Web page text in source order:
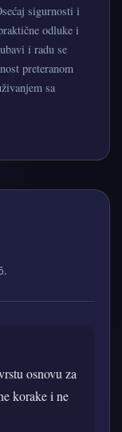
sigurnosti i
odluke i
i radu se
preteranom
sa
osnovu za
korake i ne